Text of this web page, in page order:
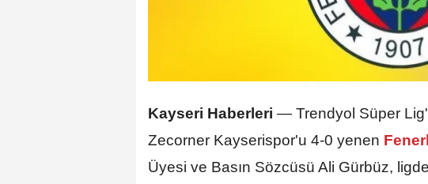
Kayseri Haberleri — Trendyol Süper
Zecorner Kayserispor'u 4-0 yenen
Üyesi ve Basın Sözcüsü Ali Gürbüz,